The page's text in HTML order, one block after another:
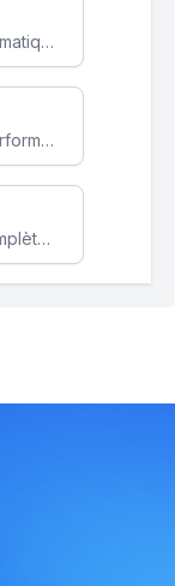
Optimisez votre stratégie informatique avec l'expertise de nos consultants pour améliorer votre efficacité et sécurité.
Garantissez la stabilité et la performance de votre entreprise avec une infrastructure IT sécurisée et évolutive.
Microsoft 365 une solution complète qui booste votre productivité, renforce la sécurité de vos données et facilite la collaboration.